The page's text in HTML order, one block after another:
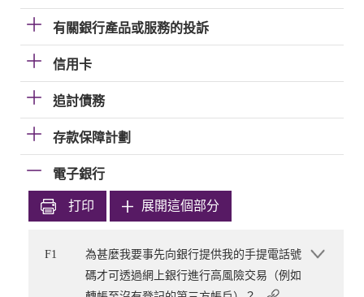
有關銀行產品或服務的投訴
信用卡
追討債務
存款保障計劃
電子銀行
打印 展開這個部分
F1
為甚麼我要事先向銀行提供我的手提電話號
碼才可透過網上銀行進行高風險交易（例如